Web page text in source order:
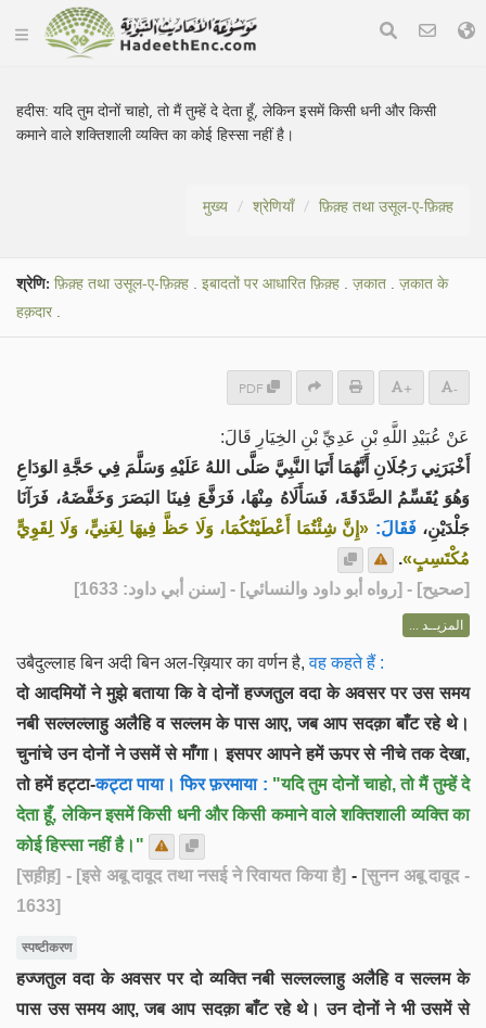
हदीस:यदि तुम दोनों चाहो, तो मैं तुम्हें दे देता हूँ, लेकिन इसमें किसी धनी और किसी
कमाने वाले शक्तिशाली व्यक्ति का कोई हिस्सा नहीं है।
मुख्य श्रेणियाँ फ़िक़्ह तथा उसूल-ए-फ़िक़्ह
श्रेणि: फ़िक़्ह तथा उसूल-ए-फ़िक़्ह . इबादतों पर आधारित फ़िक़्ह . ज़कात . ज़कात के
हक़दार .
PDF + -
عَنْ عُبَيْدِ اللَّهِ بْنِ عَدِيِّ بْنِ الخِيَارِ قَالَ:
أَخْبَرَنِي رَجُلَانِ أَنَّهُمَا أَتَيَا النَّبِيَّ صَلَّى اللهُ عَلَيْهِ وَسَلَّمَ فِي حَجَّةِ الوَدَاعِ
وَهُوَ يُقَسِّمُ الصَّدَقَةَ، فَسَأَلَاهُ مِنْهَا، فَرَفَّعَ فِينَا البَصَرَ وَخَفَّضَهُ، فَرَآنَا
جَلْدَيْنِ، فَقَالَ: «إِنَّ شِئْتُمَا أَعْطَيْتُكُمَا، وَلَا حَظَّ فِيهَا لِغَنِيٍّ، وَلَا لِقَوِيٍّ
مُكْتَسِبٍ».
[صحيح] - [رواه أبو داود والنسائي] - [سنن أبي داود: 1633]
المزيــد ...
उबैदुल्लाह बिन अदी बिन अल-ख़ियार का वर्णन है, वह कहते हैं :
दो आदमियों ने मुझे बताया कि वे दोनों हज्जतुल वदा के अवसर पर उस समय
नबी सल्लल्लाहु अलैहि व सल्लम के पास आए, जब आप सदक़ा बाँट रहे थे।
चुनांचे उन दोनों ने उसमें से माँगा। इसपर आपने हमें ऊपर से नीचे तक देखा,
तो हमें हट्टा-कट्टा पाया। फिर फ़रमाया : "यदि तुम दोनों चाहो, तो मैं तुम्हें दे
देता हूँ, लेकिन इसमें किसी धनी और किसी कमाने वाले शक्तिशाली व्यक्ति का
कोई हिस्सा नहीं है।"
[स़ह़ीह़] - [इसे अबू दावूद तथा नसई ने रिवायत किया है] - [सुनन अबू दावूद -
1633]
स्पष्टीकरण
हज्जतुल वदा के अवसर पर दो व्यक्ति नबी सल्लल्लाहु अलैहि व सल्लम के
पास उस समय आए, जब आप सदक़ा बाँट रहे थे। उन दोनों ने भी उसमें से